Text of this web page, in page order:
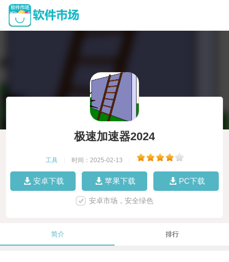
极速加速器2024
工具 时间：2025-02-13
安卓下载 苹果下载 PC下载
安卓市场，安全绿色
简介 排行